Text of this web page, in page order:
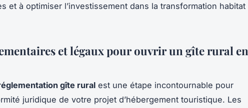
et à optimiser l’investissement dans la transformation habitat
et légaux pour ouvrir un gîte rural en
gîte rural est une étape incontournable pour
juridique de votre projet d’hébergement touristique. Les